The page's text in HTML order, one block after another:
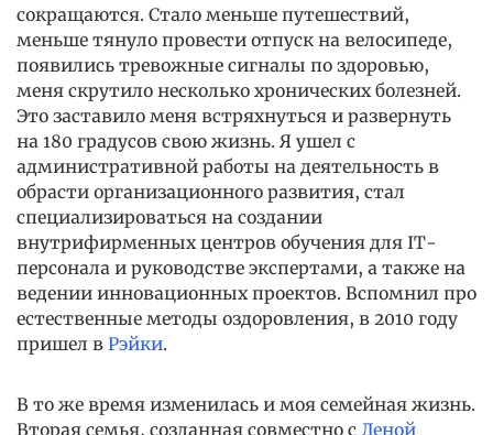
сокращаются. Стало меньше путешествий,
меньше тянуло провести отпуск на велосипеде,
появились тревожные сигналы по здоровью,
меня скрутило несколько хронических болезней.
Это заставило меня встряхнуться и развернуть
на 180 градусов свою жизнь. Я ушел с
административной работы на деятельность в
обрасти организационного развития, стал
специализироваться на создании
внутрифирменных центров обучения для IT-
персонала и руководстве экспертами, а также на
ведении инновационных проектов. Вспомнил про
естественные методы оздоровления, в 2010 году
пришел в Рэйки.
В то же время изменилась и моя семейная жизнь.
Вторая семья, созданная совместно с Леной